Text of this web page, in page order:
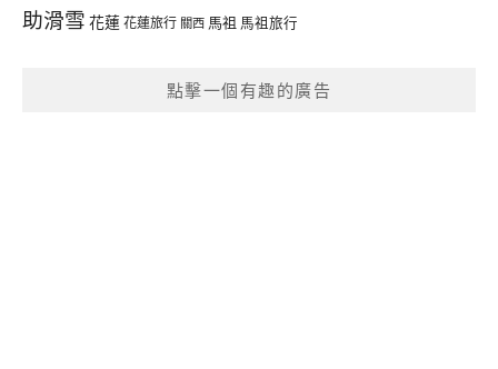
助滑雪 花蓮花蓮旅行 關西 馬祖 馬祖旅行
點擊一個有趣的廣告